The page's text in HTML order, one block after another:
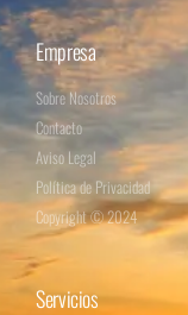
Empresa
Sobre Nosotros
Contacto
Aviso Legal
Política de Privacidad
Copyright © 2024
Servicios